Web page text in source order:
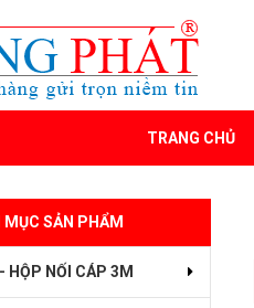
TRANG CHỦ
MỤC SẢN PHẨM
HỘP NỐI CÁP 3M